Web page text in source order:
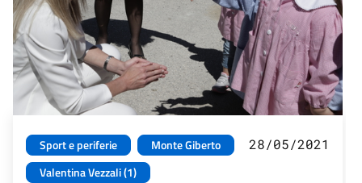
Sport e periferie
Monte Giberto
Valentina Vezzali (1)
28/05/2021